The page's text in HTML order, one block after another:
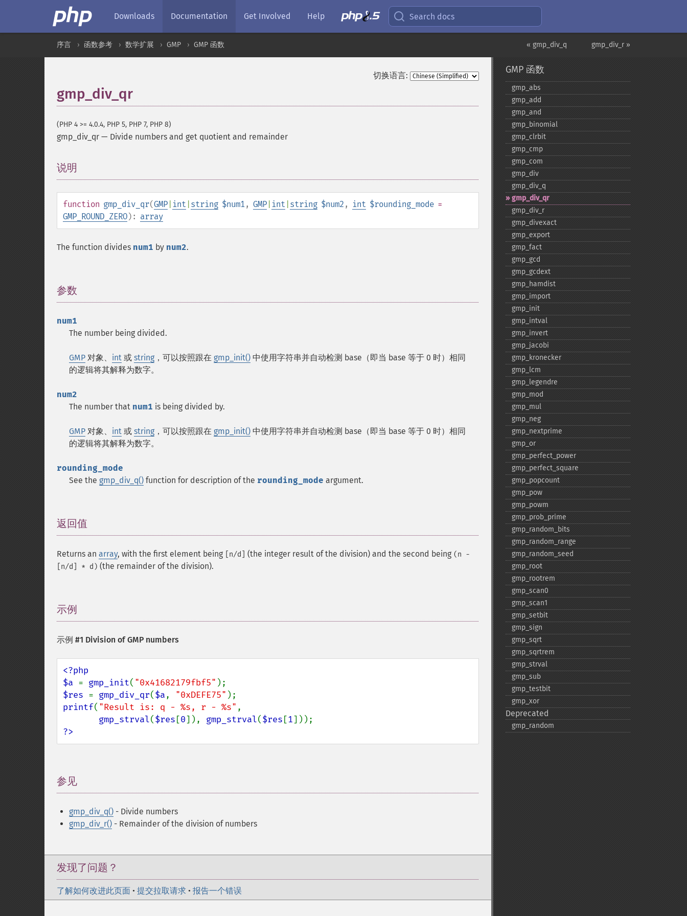
Downloads Documentation Get Involved Help Search docs
gmp_div_r »
« gmp_div_q
序言 函数参考 数学扩展 GMP GMP 函数
切换语言:
gmp_div_qr
(PHP 4 >= 4.0.4, PHP 5, PHP 7, PHP 8)
gmp_div_qr — Divide numbers and get quotient and remainder
说明
function gmp_div_qr(GMP int string $num1, GMP int string $num2 , int $rounding_mode =
GMP_ROUND_ZERO): array
The function divides num1 by num2.
参数
num1
The number being divided.
GMP 对象、 int 或 string ，可以按照跟在 gmp_init() 中使用字符串并自动检测 base（即当 base 等于 0 时）相同
的逻辑将其解释为数字。
num2
The number that num1 is being divided by.
GMP 对象、 int 或 string ，可以按照跟在 gmp_init() 中使用字符串并自动检测 base（即当 base 等于 0 时）相同
的逻辑将其解释为数字。
rounding_mode
See the gmp_div_q() function for description of the rounding_mode argument.
返回值
Returns an array, with the first element being [n/d] (the integer result of the division) and the second being (n -
[n/d] * d) (the remainder of the division).
示例
示例 #1 Division of GMP numbers
<?php
$a = gmp_init( "0x41682179fbf5"
$res = gmp_div_qr($a, "0xDEFE75"
printf( "Result is: q - %s, r - %s" ,
gmp_strval($res [0]), gmp_strval($res [1
?>
参见
gmp_div_q() - Divide numbers
gmp_div_r() - Remainder of the division of numbers
发现了问题？
了解如何改进此页面 • 提交拉取请求 • 报告一个错误
GMP 函数
gmp_​abs
gmp_​add
gmp_​and
gmp_​binomial
gmp_​clrbit
gmp_​cmp
gmp_​com
gmp_​div
gmp_​div_​q
gmp_​div_​qr
gmp_​div_​r
gmp_​divexact
gmp_​export
gmp_​fact
gmp_​gcd
gmp_​gcdext
gmp_​hamdist
gmp_​import
gmp_​init
gmp_​intval
gmp_​invert
gmp_​jacobi
gmp_​kronecker
gmp_​lcm
gmp_​legendre
gmp_​mod
gmp_​mul
gmp_​neg
gmp_​nextprime
gmp_​or
gmp_​perfect_​power
gmp_​perfect_​square
gmp_​popcount
gmp_​pow
gmp_​powm
gmp_​prob_​prime
gmp_​random_​bits
gmp_​random_​range
gmp_​random_​seed
gmp_​root
gmp_​rootrem
gmp_​scan0
gmp_​scan1
gmp_​setbit
gmp_​sign
gmp_​sqrt
gmp_​sqrtrem
gmp_​strval
gmp_​sub
gmp_​testbit
gmp_​xor
Deprecated
gmp_​random